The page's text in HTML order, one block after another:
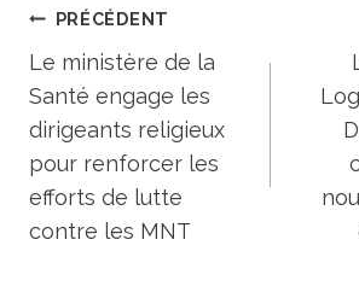
Navigation
de
l’article
PRÉCÉDENT
Le ministère de la
Santé engage les
dirigeants religieux
pour renforcer les
efforts de lutte
contre les MNT